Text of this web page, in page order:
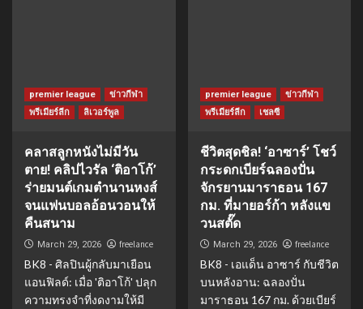
premier league
ข่าวกีฬา
พรีเมียร์ลีก
ลิเวอร์พูล
คลาสลูกหนังไม่มีวัน
ตาย! คลิปไวรัล ‘ติอาโก้’
ร่ายมนต์เกมตำนานหงส์
จนแฟนบอลอ้อนวอนให้
คืนสนาม
March 29, 2026 freelance
BK8 - ศิลปินผู้กลับมาเยือน
แอนฟิลด์: เมื่อ 'ติอาโก้' ปลุก
ความทรงจำที่งดงามให้มี
premier league
ข่าวกีฬา
พรีเมียร์ลีก
เชลซี
ชีวิตสุดชิล! ‘อาซาร์’ โชว์
กระดกเบียร์ฉลองปั่น
จักรยานมาราธอน 167
กม. ที่มายอร์ก้า หลังแข
วนสตั๊ด
March 29, 2026 freelance
BK8 - เอแด็น อาซาร์ กับชีวิต
บนหลังอาน: ฉลองปั่น
มาราธอน 167 กม. ด้วยเบียร์